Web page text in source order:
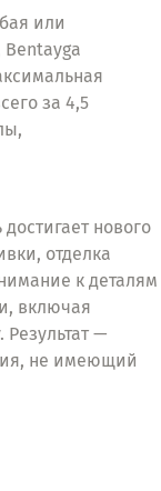
или
за 4,5
нового
отделка
к деталям
включая
—
не имеющий